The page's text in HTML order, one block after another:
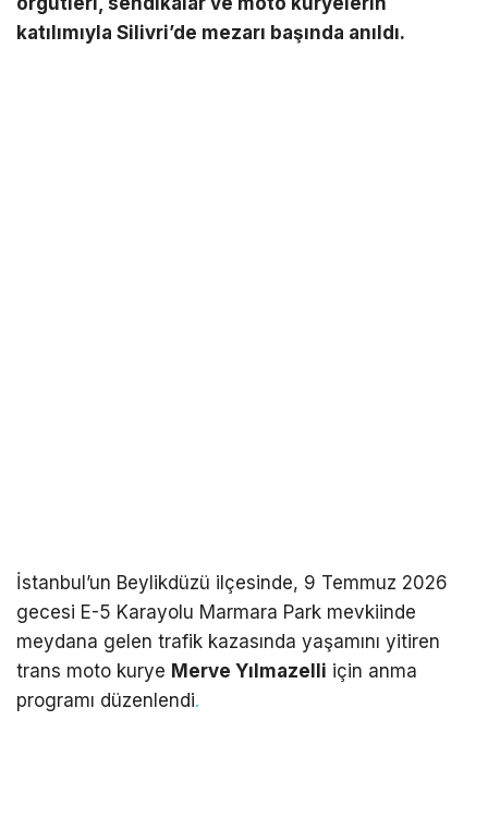
katılımıyla Silivri’de mezarı başında anıldı.
İstanbul’un Beylikdüzü ilçesinde, 9 Temmuz 2026
gecesi E-5 Karayolu Marmara Park mevkiinde
meydana gelen trafik kazasında yaşamını yitiren
trans moto kurye Merve Yılmazelli için anma
programı düzenlendi.